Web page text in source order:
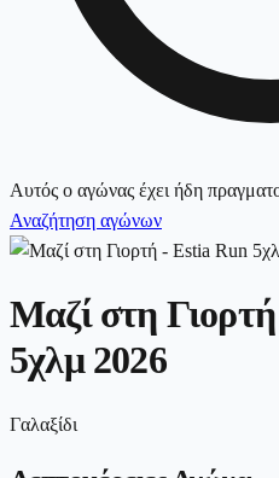
Αυτός ο αγώνας έχει ήδη
Αναζήτηση αγώνων
Μαζί στη
5χλμ 2026
Γαλαξίδι